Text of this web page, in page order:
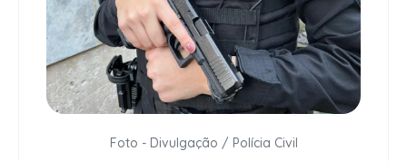
Foto - Divulgação / Polícia Civil